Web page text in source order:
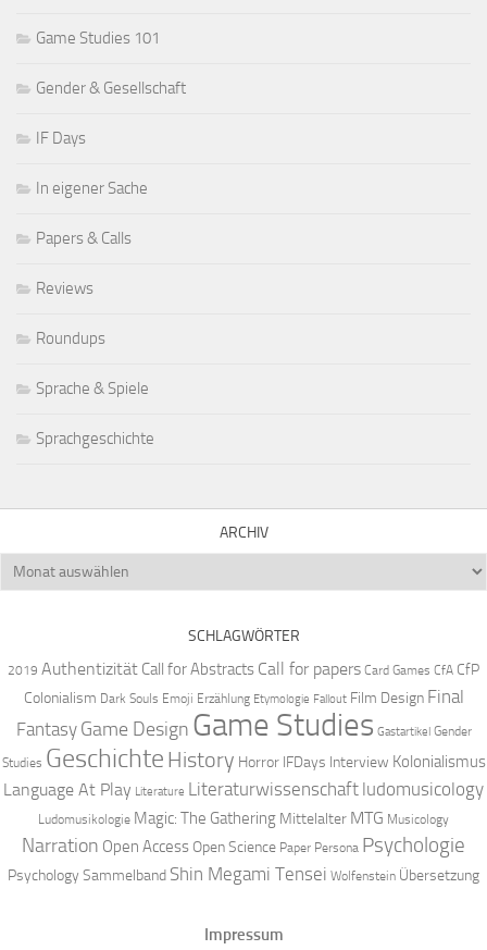
Game Studies 101
Gender & Gesellschaft
IF Days
In eigener Sache
Papers & Calls
Reviews
Roundups
Sprache & Spiele
Sprachgeschichte
ARCHIV
Archiv
SCHLAGWÖRTER
2019 Authentizität Call for Abstracts Call for papers Card Games CfA CfP
Colonialism Dark Souls Emoji Erzählung Etymologie Fallout Film Design Final
Fantasy Game Design Game Studies Gastartikel Gender
Studies Geschichte History Horror IFDays Interview Kolonialismus
Language At Play Literature Literaturwissenschaft ludomusicology
Ludomusikologie Magic: The Gathering Mittelalter MTG Musicology
Narration Open Access Open Science Paper Persona Psychologie
PsychologySammelband Shin Megami Tensei Wolfenstein Übersetzung
Impressum